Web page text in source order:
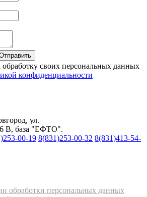
обработку своих персональных данных
конфиденциальности
ул.
В, база "ЕФТО".
00-19 8(831)253-00-32 8(831)413-54-
обработки персональных данных